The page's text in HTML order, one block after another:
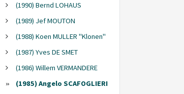
(1990) Bernd LOHAUS
(1989) Jef MOUTON
(1988) Koen MULLER "Klonen"
(1987) Yves DE SMET
(1986) Willem VERMANDERE
(1985) Angelo SCAFOGLIERI